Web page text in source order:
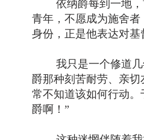
青年，不愿成为施舍
身份，正是他表达对
爵那种刻苦耐劳、亲
常不知道该如何行动
爵啊！”